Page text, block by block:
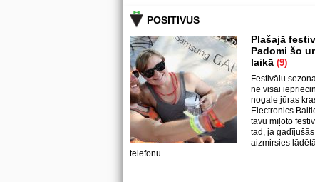
POSITIVUS
Plašajā
Padomi šo
laikā (9)
Festivālu
ne visai
nogale jūras
Electronics
tavu mīļoto
tad, ja
aizmirsies
telefonu.